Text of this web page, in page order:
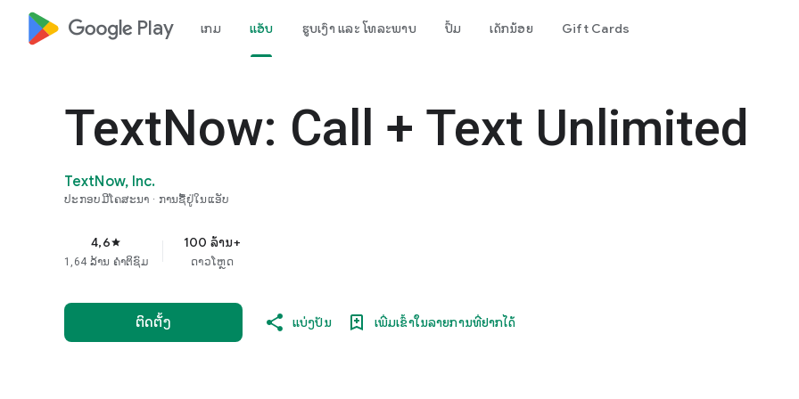
google_logo Play ເກມ ແອັບ ຮູບເງົາ ແລະ ໂທລະພາບ ປຶ້ມ ເດັກນ້ອຍ Gift Cards
TextNow: Call + Text Unlimited
TextNow, Inc.
ປະກອບ​ມີ​ໂຄ​ສະ​ນາ ການຊື້ຢູ່ໃນແອັບ
4,6star
1,64 ລ້ານ ຄຳຕິຊົມ
100 ລ້ານ+
ດາວໂຫຼດ
ຕິດຕັ້ງ ແບ່ງປັນ ເພີ່ມເຂົ້າໃນລາຍການທີ່ຢາກໄດ້